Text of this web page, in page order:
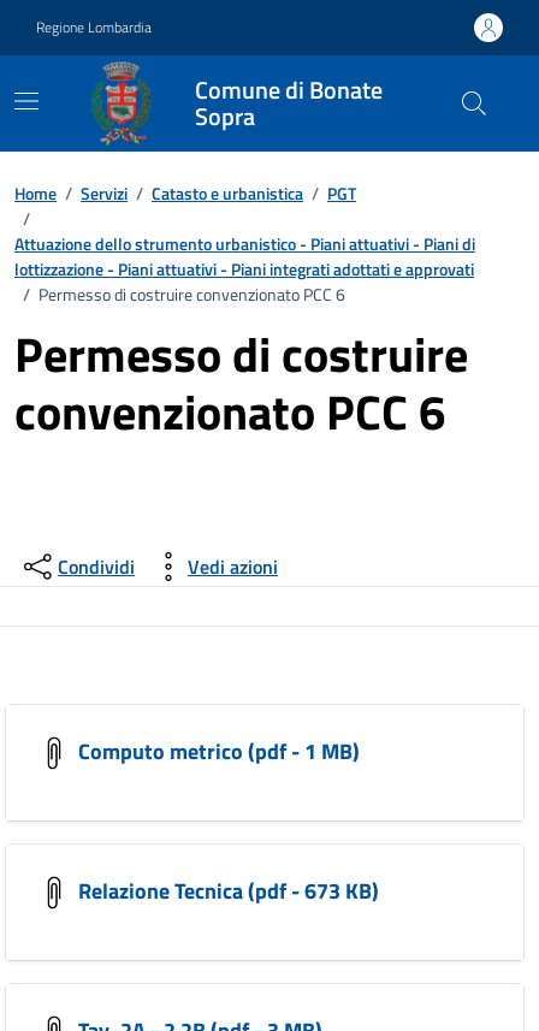
Regione Lombardia
Comune di Bonate
Sopra
Home / Servizi / Catasto e urbanistica / PGT
/
Attuazione dello strumento urbanistico - Piani attuativi - Piani di
lottizzazione - Piani attuativi - Piani integrati adottati e approvati
/ Permesso di costruire convenzionato PCC 6
Permesso di costruire
convenzionato PCC 6
Condividi Vedi azioni
Computo metrico (pdf - 1 MB)
Relazione Tecnica (pdf - 673 KB)